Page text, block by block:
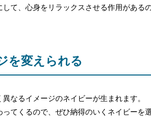
て、心身をリラックスさせる作用があるの
を変えられる
なるイメージのネイビーが生まれます。
てくるので、ぜひ納得のいくネイビーを